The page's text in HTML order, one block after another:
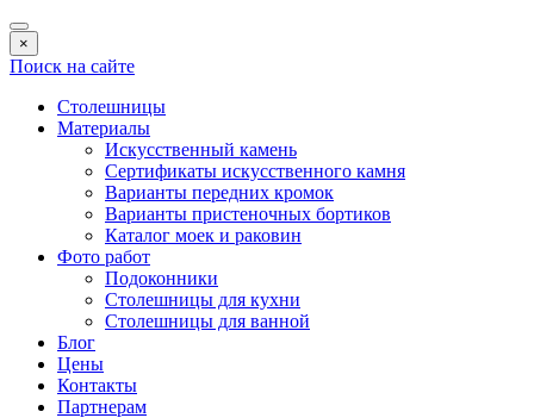
×
Поиск на сайте
Столешницы
Материалы
Искусственный камень
Сертификаты искусственного камня
Варианты передних кромок
Варианты пристеночных бортиков
Каталог моек и раковин
Фото работ
Подоконники
Столешницы для кухни
Столешницы для ванной
Блог
Цены
Контакты
Партнерам